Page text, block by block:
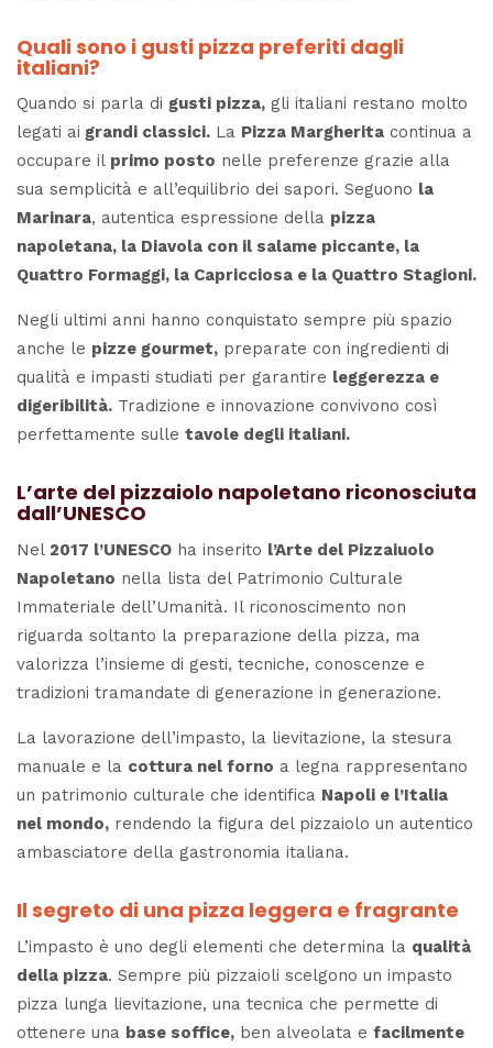
Quali sono i gusti pizza preferiti dagli
italiani?
Quando si parla di gusti pizza, gli italiani restano molto
legati ai grandi classici. La Pizza Margherita continua a
occupare il primo posto nelle preferenze grazie alla
sua semplicità e all’equilibrio dei sapori. Seguono la
Marinara, autentica espressione della pizza
napoletana, la Diavola con il salame piccante, la
Quattro Formaggi, la Capricciosa e la Quattro Stagioni.
Negli ultimi anni hanno conquistato sempre più spazio
anche le pizze gourmet, preparate con ingredienti di
qualità e impasti studiati per garantire leggerezza e
digeribilità. Tradizione e innovazione convivono così
perfettamente sulle tavole degli italiani.
L’arte del pizzaiolo napoletano riconosciuta
dall’UNESCO
Nel 2017 l’UNESCO ha inserito l’Arte del Pizzaiuolo
Napoletano nella lista del Patrimonio Culturale
Immateriale dell’Umanità. Il riconoscimento non
riguarda soltanto la preparazione della pizza, ma
valorizza l’insieme di gesti, tecniche, conoscenze e
tradizioni tramandate di generazione in generazione.
La lavorazione dell’impasto, la lievitazione, la stesura
manuale e la cottura nel forno a legna rappresentano
un patrimonio culturale che identifica Napoli e l’Italia
nel mondo, rendendo la figura del pizzaiolo un autentico
ambasciatore della gastronomia italiana.
Il segreto di una pizza leggera e fragrante
L’impasto è uno degli elementi che determina la qualità
della pizza. Sempre più pizzaioli scelgono un impasto
pizza lunga lievitazione, una tecnica che permette di
ottenere una base soffice, ben alveolata e facilmente